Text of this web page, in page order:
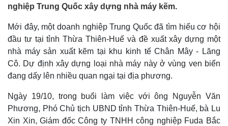
nghiệp Trung Quốc xây dựng nhà máy kẽm.
Mới đây, một doanh nghiệp Trung Quốc đã tìm hiểu cơ hội
đầu tư tại tỉnh Thừa Thiên-Huế và đề xuất xây dựng một
nhà máy sản xuất kẽm tại khu kinh tế Chân Mây - Lăng
Cô. Dự định xây dựng loại nhà máy này ở vùng ven biển
đang dấy lên nhiều quan ngại tại địa phương.
Ngày 19/10, trong buổi làm việc với ông Nguyễn Văn
Phương, Phó Chủ tịch UBND tỉnh Thừa Thiên-Huế, bà Lu
Xin Xin, Giám đốc Công ty TNHH công nghiệp Fuda Bắc